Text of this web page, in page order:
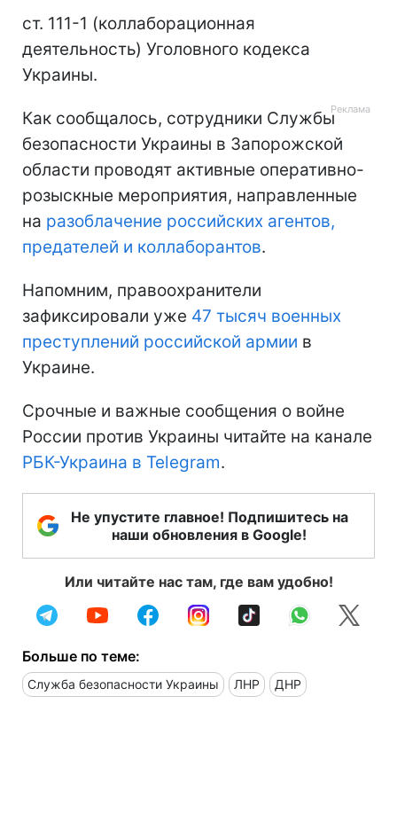
ст. 111-1 (коллаборационная
деятельность) Уголовного кодекса
Украины.
Как сообщалось, сотрудники Службы
безопасности Украины в Запорожской
области проводят активные оперативно-
розыскные мероприятия, направленные
на разоблачение российских агентов,
предателей и коллаборантов.
Напомним, правоохранители
зафиксировали уже 47 тысяч военных
преступлений российской армии в
Украине.
Срочные и важные сообщения о войне
России против Украины читайте на канале
РБК-Украина в Telegram.
Не упустите главное! Подпишитесь на
наши обновления в Google!
Или читайте нас там, где вам удобно!
Больше по теме:
Служба безопасности Украины ЛНР ДНР